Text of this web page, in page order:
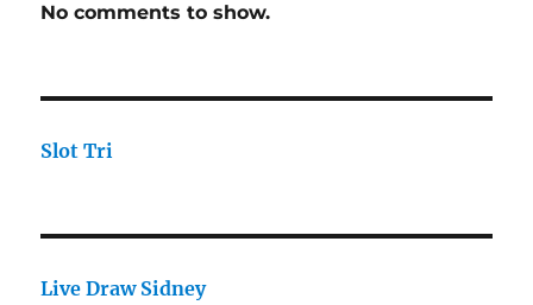
No comments to show.
Slot Tri
Live Draw Sidney